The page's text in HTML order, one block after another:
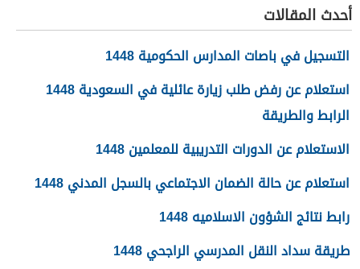
أحدث المقالات
التسجيل في باصات المدارس الحكومية 1448
استعلام عن رفض طلب زيارة عائلية في السعودية 1448
الرابط والطريقة
الاستعلام عن الدورات التدريبية للمعلمين 1448
استعلام عن حالة الضمان الاجتماعي بالسجل المدني 1448
رابط نتائج الشؤون الاسلاميه 1448
طريقة سداد النقل المدرسي الراجحي 1448